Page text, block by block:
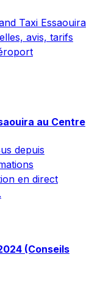
Taxi Essaouira
avis, tarifs
au Centre
depuis
en direct
(Conseils